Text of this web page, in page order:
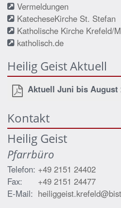
Vermeldungen
KatecheseKirche St. Stefan
Katholische Kirche Krefeld/
katholisch.de
Heilig Geist Aktuell
Aktuell Juni bis August
Kontakt
Heilig Geist
Pfarrbüro
Telefon: +49 2151 24402
Fax:
+49 2151 24477
E-Mail: